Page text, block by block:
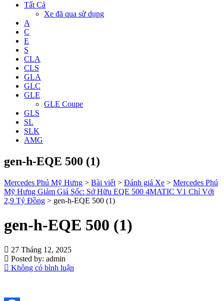
Tất Cả
Xe đã qua sử dụng
A
C
E
S
CLA
CLS
GLA
GLC
GLE
GLE Coupe
GLS
SL
SLK
AMG
gen-h-EQE 500 (1)
Mercedes Phú Mỹ Hưng > Bài viết > Đánh giá Xe > Mercedes Phú
Mỹ Hưng Giảm Giá Sốc: Sở Hữu EQE 500 4MATIC V1 Chỉ Với
2,9 Tỷ Đồng > gen-h-EQE 500 (1)
gen-h-EQE 500 (1)
27 Tháng 12, 2025
Posted by: admin
Không có bình luận